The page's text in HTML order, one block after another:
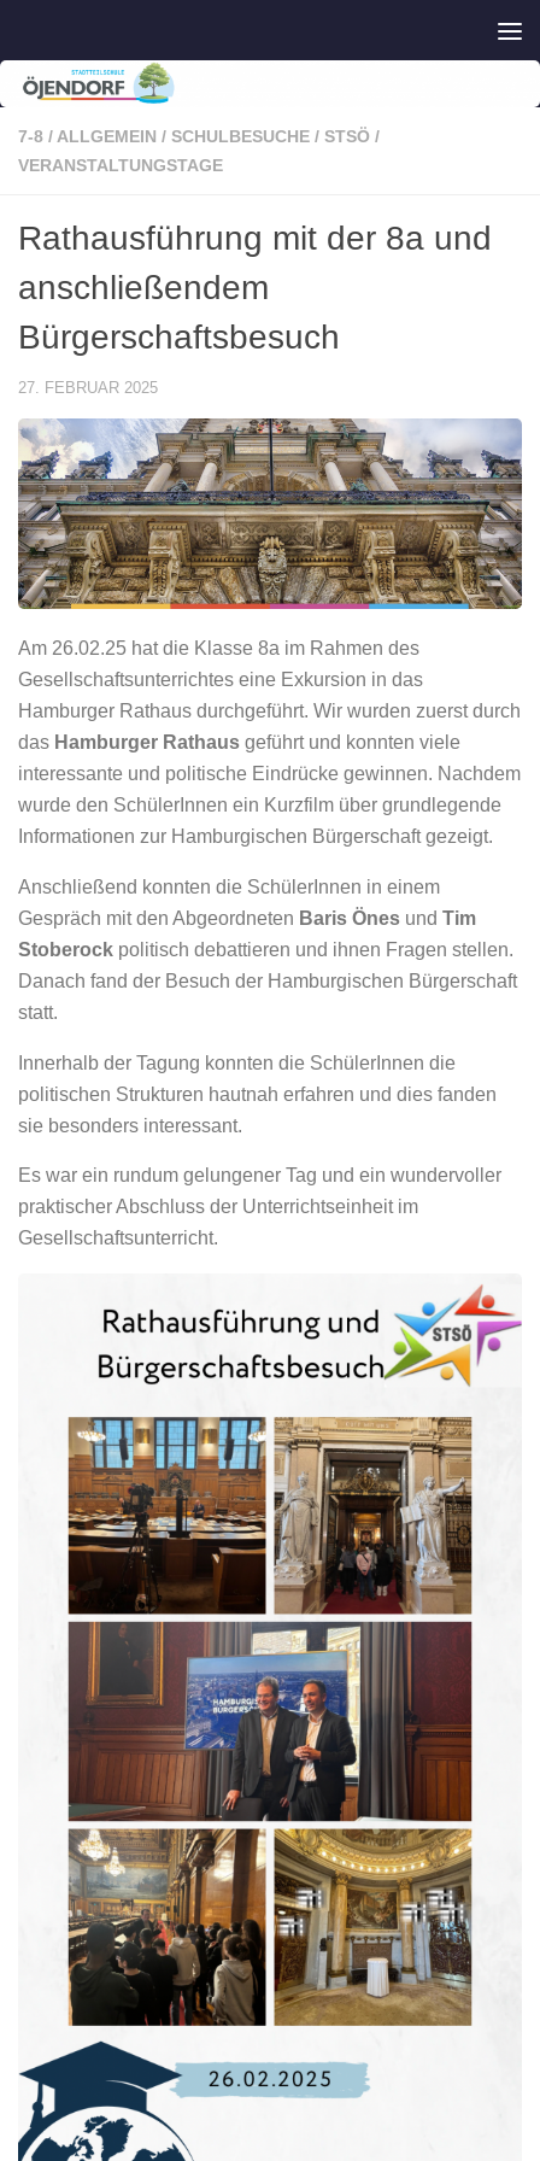
7-8 / ALLGEMEIN / SCHULBESUCHE / STSÖ /
VERANSTALTUNGSTAGE
Rathausführung mit der 8a und
anschließendem
Bürgerschaftsbesuch
27. FEBRUAR 2025
Am 26.02.25 hat die Klasse 8a im Rahmen des
Gesellschaftsunterrichtes eine Exkursion in das
Hamburger Rathaus durchgeführt. Wir wurden zuerst durch
das Hamburger Rathaus geführt und konnten viele
interessante und politische Eindrücke gewinnen. Nachdem
wurde den SchülerInnen ein Kurzfilm über grundlegende
Informationen zur Hamburgischen Bürgerschaft gezeigt.
Anschließend konnten die SchülerInnen in einem
Gespräch mit den Abgeordneten Baris Önes und Tim
Stoberock politisch debattieren und ihnen Fragen stellen.
Danach fand der Besuch der Hamburgischen Bürgerschaft
statt.
Innerhalb der Tagung konnten die SchülerInnen die
politischen Strukturen hautnah erfahren und dies fanden
sie besonders interessant.
Es war ein rundum gelungener Tag und ein wundervoller
praktischer Abschluss der Unterrichtseinheit im
Gesellschaftsunterricht.